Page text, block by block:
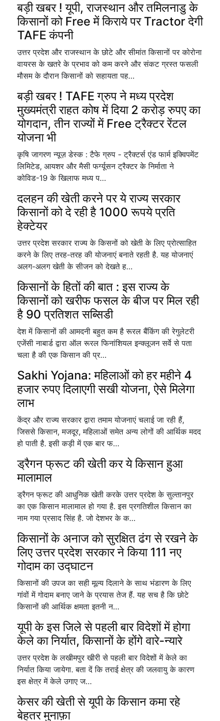
बड़ी खबर ! यूपी, राजस्थान और तमिलनाडु के
किसानों को Free में किराये पर Tractor देगी
TAFE कंपनी
उत्तर प्रदेश और राजस्थान के छोटे और सीमांत किसानों पर कोरोना
वायरस के खतरे के प्रभाव को कम करने और संकट ग्रस्त फसली
मौसम के दौरान किसानों को सहायता पह…
बड़ी खबर ! TAFE ग्रुप ने मध्य प्रदेश
मुख्यमंत्री राहत कोष में दिया 2 करोड़ रुपए का
योगदान, तीन राज्यों में Free ट्रैक्टर रेंटल
योजना भी
कृषि जागरण न्यूज़ डेस्क : टैफे ग्रुप - ट्रैक्टर्स एंड फार्म इक्विपमेंट
लिमिटेड, आयशर और मैसी फर्ग्यूसन ट्रैक्टर के निर्माता ने
कोविड-19 के खिलाफ मध्य प…
दलहन की खेती करने पर ये राज्य सरकार
किसानों को दे रही है 1000 रूपये प्रति
हेक्टेयर
उत्तर प्रदेश सरकार राज्य के किसनों को खेती के लिए प्रोत्साहित
करने के लिए तरह-तरह की योजनाएं बनाते रहती है. यह योजनाएं
अलग-अलग खेती के सीजन को देखते ह…
किसानों के हितों की बात : इस राज्य के
किसानों को खरीफ फसल के बीज पर मिल रही
है 90 प्रतिशत सब्सिडी
देश में किसानों की आमदनी बहुत कम है रूरल बैंकिंग की रेगुलेटरी
एजेंसी नाबार्ड द्वारा ऑल रूरल फिनांशियल इन्क्लूजन सर्वे से पता
चला है की एक किसान की प्र…
Sakhi Yojana: महिलाओं को हर महीने 4
हजार रुपए दिलाएगी सखी योजना, ऐसे मिलेगा
लाभ
केंद्र और राज्य सरकार द्वारा तमाम योजनाएं चलाई जा रही हैं,
जिससे किसान, मजदूर, महिलाओं समेत अन्य लोगों की आर्थिक मदद
हो पाती है. इसी कड़ी में एक बार फ…
ड्रैगन फ्रूट की खेती कर ये किसान हुआ
मालामाल
ड्रैगन फ्रूट की आधुनिक खेती करके उत्तर प्रदेश के सुल्तानपुर
का एक किसान मालामाल हो गया है. इस प्रगतिशील किसान का
नाम गया प्रसाद सिंह है. जो देशभर के क…
किसानों के अनाज को सुरक्षित ढंग से रखने के
लिए उत्तर प्रदेश सरकार ने किया 111 नए
गोदाम का उद्घाटन
किसानों की उपज का सही मूल्य दिलाने के साथ भंडारण के लिए
गांवों में गोदाम बनाए जाने के प्रयास तेज हैं. यह सच है कि छोटे
किसानों की आर्थिक क्षमता इतनी न…
यूपी के इस जिले से पहली बार विदेशों में होगा
केले का निर्यात, किसानों के होंगे वारे-न्यारे
उत्तर प्रदेश के लखीमपुर खीरी से पहली बार विदेशों में केले का
निर्यात किया जायेगा. बता दें कि तराई क्षेत्र की जलवायु के कारण
इस क्षेत्र में केले उगाए ज…
केसर की खेती से यूपी के किसान कमा रहे
बेहतर मुनाफ़ा